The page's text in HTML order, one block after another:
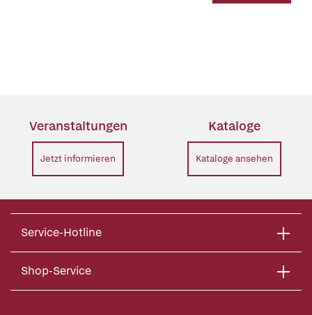
Veranstaltungen
Jetzt informieren
Kataloge
Kataloge ansehen
Service-Hotline
Shop-Service